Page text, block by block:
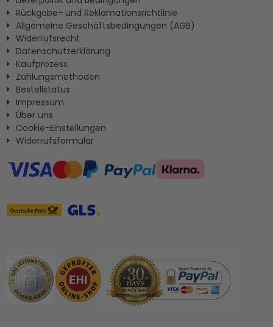
Rückgabe- und Reklamationsrichtlinie
Allgemeine Geschäftsbedingungen (AGB)
Widerrufsrecht
Datenschutzerklärung
Kaufprozess
Zahlungsmethoden
Bestellstatus
Impressum
Ûber uns
Cookie-Einstellungen
Widerrufsformular